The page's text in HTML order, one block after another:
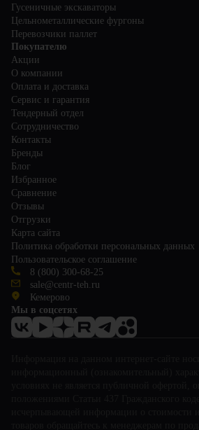
Гусеничные экскаваторы
Цельнометаллические фургоны
Перевозчики паллет
Покупателю
Акции
О компании
Оплата и доставка
Сервис и гарантия
Тендерный отдел
Сотрудничество
Контакты
Бренды
Блог
Избранное
Сравнение
Отзывы
Отгрузки
Карта сайта
Политика обработки персональных данных
Пользовательское соглашение
8 (800) 300-68-25
sale@centr-teh.ru
Кемерово
Мы в соцсетях
положениями Статьи 437 Гражданского